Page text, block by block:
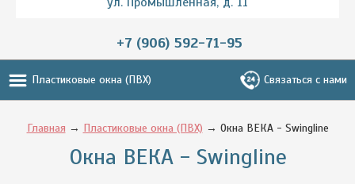
+7 (906) 592-71-95
Пластиковые окна (ПВХ) Связаться с нами
Главная → Пластиковые окна (ПВХ) → Окна ВЕКА - Swingline
Окна ВЕКА - Swingline